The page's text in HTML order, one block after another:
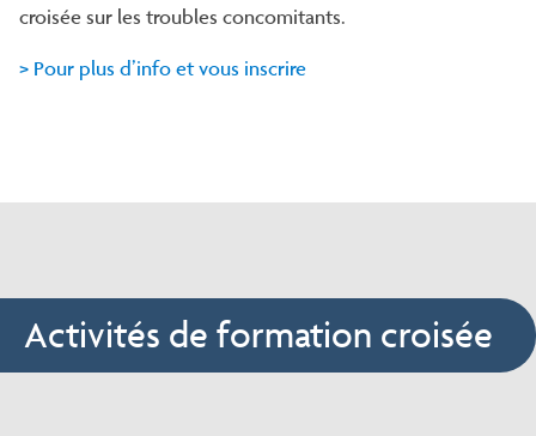
croisée sur les troubles concomitants.
> Pour plus d’info et vous inscrire
Activités de formation croisée